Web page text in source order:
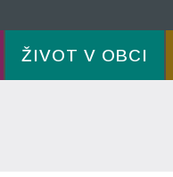
ŽIVOT V OBCI